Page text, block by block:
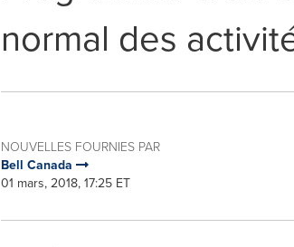
normal des
NOUVELLES FOURNIES PAR
Bell Canada
01 mars, 2018, 17:25 ET